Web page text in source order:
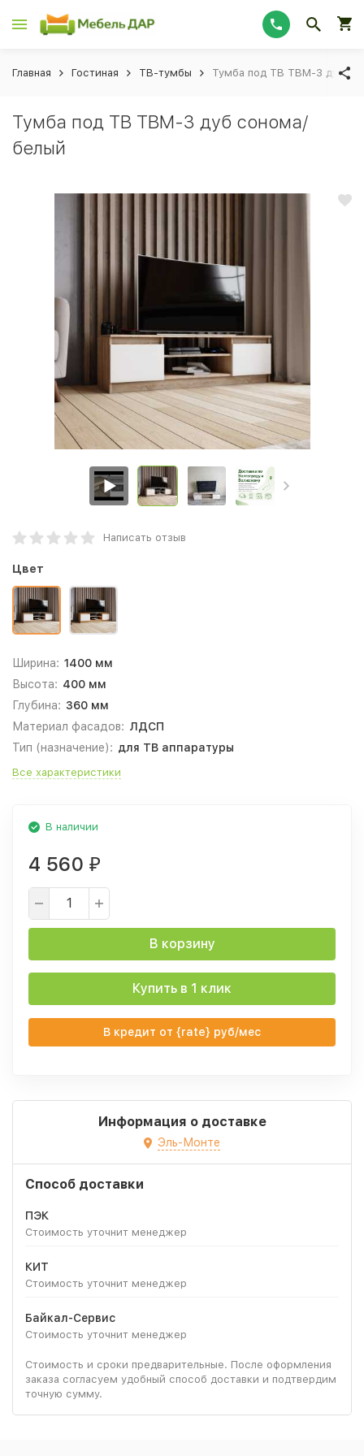
Главная Гостиная ТВ-тумбы Тумба под ТВ ТВМ-3 дуб
Тумба под ТВ ТВМ-3 дуб сонома/
белый
Написать отзыв
Цвет
Ширина: 1400 мм
Высота: 400 мм
Глубина: 360 мм
Материал фасадов: ЛДСП
Тип (назначение): для ТВ аппаратуры
Все характеристики
В наличии
4 560 ₽
В корзину
Купить в 1 клик
В кредит от {rate} руб/мес
Информация о доставке
Эль-Монте
Способ доставки
ПЭК
Стоимость уточнит менеджер
КИТ
Стоимость уточнит менеджер
Байкал-Сервис
Стоимость уточнит менеджер
Стоимость и сроки предварительные. После оформления
заказа согласуем удобный способ доставки и подтвердим
точную сумму.